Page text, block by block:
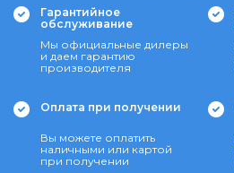
Гарантийное
обслуживание
Мы официальные дилеры
и даем гарантию
производителя
Оплата при получении
Вы можете оплатить
наличными или картой
при получении